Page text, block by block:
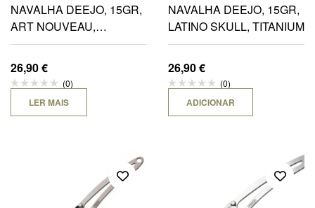
NAVALHA DEEJO, 15GR,
ART NOUVEAU,
TITANIUM
26,90€
(0)
LER MAIS
NAVALHA DEEJO, 15GR,
LATINO SKULL, TITANIUM
26,90€
(0)
ADICIONAR